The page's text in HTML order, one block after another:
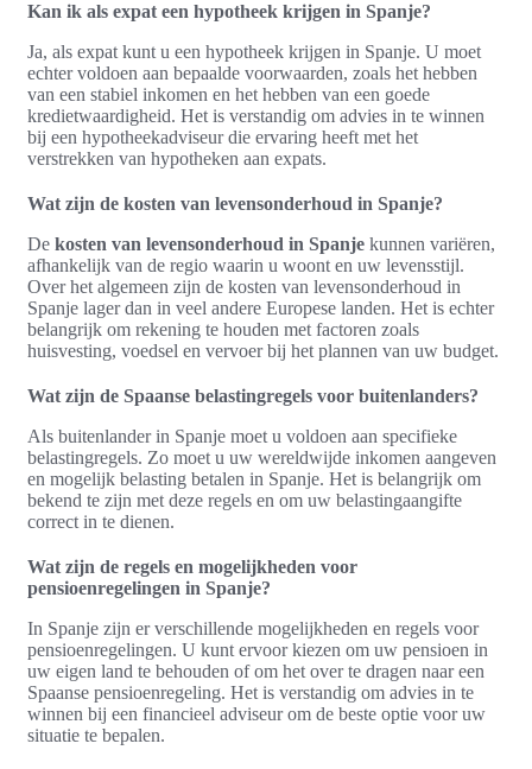
Kan ik als expat een hypotheek krijgen in Spanje?
Ja, als expat kunt u een hypotheek krijgen in Spanje. U moet
echter voldoen aan bepaalde voorwaarden, zoals het hebben
van een stabiel inkomen en het hebben van een goede
kredietwaardigheid. Het is verstandig om advies in te winnen
bij een hypotheekadviseur die ervaring heeft met het
verstrekken van hypotheken aan expats.
Wat zijn de kosten van levensonderhoud in Spanje?
De kosten van levensonderhoud in Spanje kunnen variëren,
afhankelijk van de regio waarin u woont en uw levensstijl.
Over het algemeen zijn de kosten van levensonderhoud in
Spanje lager dan in veel andere Europese landen. Het is echter
belangrijk om rekening te houden met factoren zoals
huisvesting, voedsel en vervoer bij het plannen van uw budget.
Wat zijn de Spaanse belastingregels voor buitenlanders?
Als buitenlander in Spanje moet u voldoen aan specifieke
belastingregels. Zo moet u uw wereldwijde inkomen aangeven
en mogelijk belasting betalen in Spanje. Het is belangrijk om
bekend te zijn met deze regels en om uw belastingaangifte
correct in te dienen.
Wat zijn de regels en mogelijkheden voor
pensioenregelingen in Spanje?
In Spanje zijn er verschillende mogelijkheden en regels voor
pensioenregelingen. U kunt ervoor kiezen om uw pensioen in
uw eigen land te behouden of om het over te dragen naar een
Spaanse pensioenregeling. Het is verstandig om advies in te
winnen bij een financieel adviseur om de beste optie voor uw
situatie te bepalen.